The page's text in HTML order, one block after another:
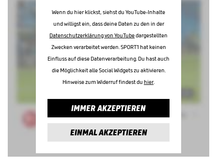
Wenn du hier klickst, siehst du YouTube-Inhalte
und willigst ein, dass deine Daten zu den in der
Datenschutzerklärung von YouTubedargestellten
Zwecken verarbeitet werden. SPORT1 hat keinen
Einfluss auf diese Datenverarbeitung. Du hast auch
die Möglichkeit alle Social Widgets zu aktivieren.
Hinweise zum Widerruf findest du hier.
IMMER AKZEPTIEREN
EINMAL AKZEPTIEREN